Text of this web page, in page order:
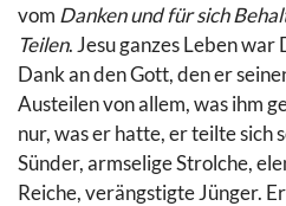
vom Danken und für sich
Teilen. Jesu ganzes Leben war
Dank an den Gott, den er
Austeilen von allem, was ihm
nur, was er hatte, er teilte sich
Sünder, armselige Strolche,
Reiche, verängstigte Jünger.